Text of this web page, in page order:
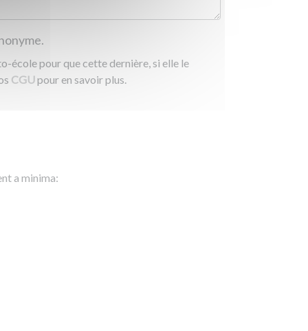
école pour que cette dernière, si elle le
CGUpour en savoir plus.
a minima: